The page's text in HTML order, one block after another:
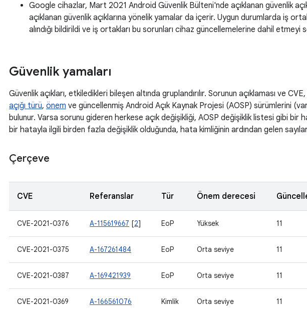
Google cihazlar, Mart 2021 Android Güvenlik Bülteni'nde açıklanan güvenlik
açıklanan güvenlik açıklarına yönelik yamalar da içerir. Uygun durumlarda iş
alındığı bildirildi ve iş ortakları bu sorunları cihaz güncellemelerine dahil etmeyi
Güvenlik yamaları
Güvenlik açıkları, etkiledikleri bileşen altında gruplandırılır. Sorunun açıklaması ve
açığı türü, önem ve güncellenmiş Android Açık Kaynak Projesi (AOSP) sürümlerini
bulunur. Varsa sorunu gideren herkese açık değişikliği, AOSP değişiklik listesi gibi bir
bir hatayla ilgili birden fazla değişiklik olduğunda, hata kimliğinin ardından gelen
Çerçeve
CVE Referanslar Tür Önem derecesi
CVE-2021-0376 A-115619667 [2] EoP Yüksek 11
CVE-2021-0375 A-167261484 EoP Orta seviye 11
CVE-2021-0387 A-169421939 EoP Orta seviye 11
CVE-2021-0369 A-166561076 Kimlik Orta seviye 11